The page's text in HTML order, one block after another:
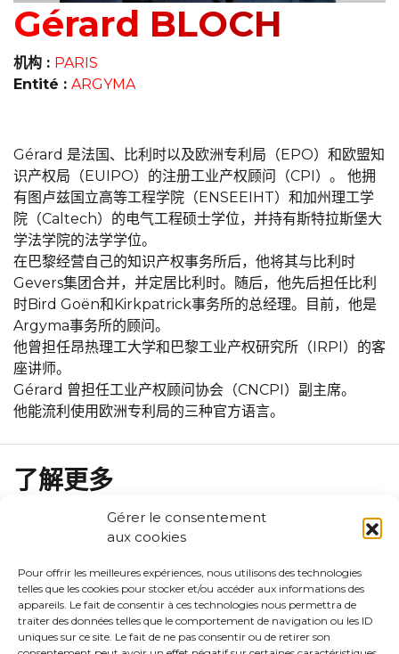
Gérer le consentement
aux cookies
Pour offrir les meilleures expériences, nous utilisons des technologies
telles que les cookies pour stocker et/ou accéder aux informations des
appareils. Le fait de consentir à ces technologies nous permettra de
traiter des données telles que le comportement de navigation ou les ID
uniques sur ce site. Le fait de ne pas consentir ou de retirer son
Gérard BLOCH
机构 : PARIS
Entité : ARGYMA
Gérard 是法国、比利时以及欧洲专利局（EPO）和欧盟知
识产权局（EUIPO）的注册工业产权顾问（CPI）。 他拥
有图卢兹国立高等工程学院（ENSEEIHT）和加州理工学
院（Caltech）的电气工程硕士学位，并持有斯特拉斯堡大
学法学院的法学学位。
在巴黎经营自己的知识产权事务所后，他将其与比利时
Gevers集团合并，并定居比利时。随后，他先后担任比利
时Bird Goën和Kirkpatrick事务所的总经理。目前，他是
Argyma事务所的顾问。
他曾担任昂热理工大学和巴黎工业产权研究所（IRPI）的客
座讲师。
Gérard 曾担任工业产权顾问协会（CNCPI）副主席。
他能流利使用欧洲专利局的三种官方语言。
了解更多
Legal skills
Technical skills
Trainings